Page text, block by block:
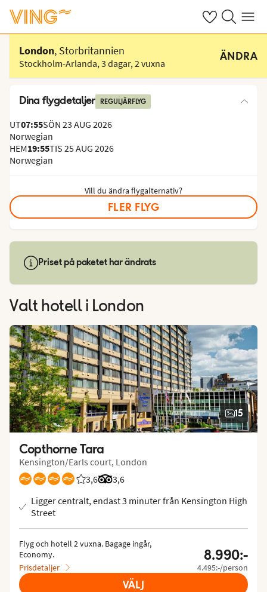
Se dinaSök på ving.se
Meny
Välj hotell
London, Storbritannien
Stockholm-Arlanda,3 dagar,2 vuxna
ÄNDRA
Dina flygdetaljer REGULJÄRFLYG
UT07:55SÖN 23 AUG 2026
Norwegian
HEM19:55TIS 25 AUG 2026
Norwegian
Vill du ändra flygalternativ?
FLER FLYG
Priset på paketet har ändrats
Valt hotell i London
15
Copthorne Tara
Kensington/Earls court, London
3,6
Betyg från Vings gäster: 3.615/5
3,6
Betyg från Tripadvisor: 3.6 of 5
Ligger centralt, endast 3 minuter från Kensington High
Street
Flyg och hotell 2 vuxna. Bagage ingår,
Economy.
Prisdetaljer
8.990:-
4.495:-/person
VÄLJ